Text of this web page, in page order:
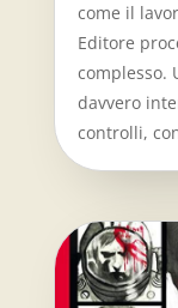
come il
Editore
complesso.
davvero
controlli,